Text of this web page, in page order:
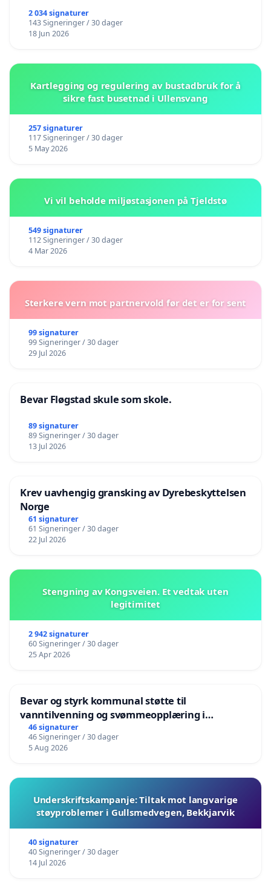
2 034 signaturer
143 Signeringer / 30 dager
18 Jun 2026
Kartlegging og regulering av bustadbruk for å
sikre fast busetnad i Ullensvang
257 signaturer
117 Signeringer / 30 dager
5 May 2026
Vi vil beholde miljøstasjonen på Tjeldstø
549 signaturer
112 Signeringer / 30 dager
4 Mar 2026
Sterkere vern mot partnervold før det er for sent
99 signaturer
99 Signeringer / 30 dager
29 Jul 2026
Bevar Fløgstad skule som skole.
89 signaturer
89 Signeringer / 30 dager
13 Jul 2026
Krev uavhengig gransking av Dyrebeskyttelsen
Norge
61 signaturer
61 Signeringer / 30 dager
22 Jul 2026
Stengning av Kongsveien. Et vedtak uten
legitimitet
2 942 signaturer
60 Signeringer / 30 dager
25 Apr 2026
Bevar og styrk kommunal støtte til
vanntilvenning og svømmeopplæring i
barnehagene i Haugesund
46 signaturer
46 Signeringer / 30 dager
5 Aug 2026
Underskriftskampanje: Tiltak mot langvarige
støyproblemer i Gullsmedvegen, Bekkjarvik
40 signaturer
40 Signeringer / 30 dager
14 Jul 2026